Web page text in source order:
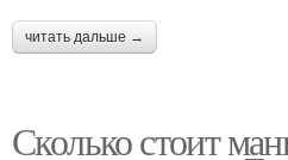
читать дальше →
Сколько стоит